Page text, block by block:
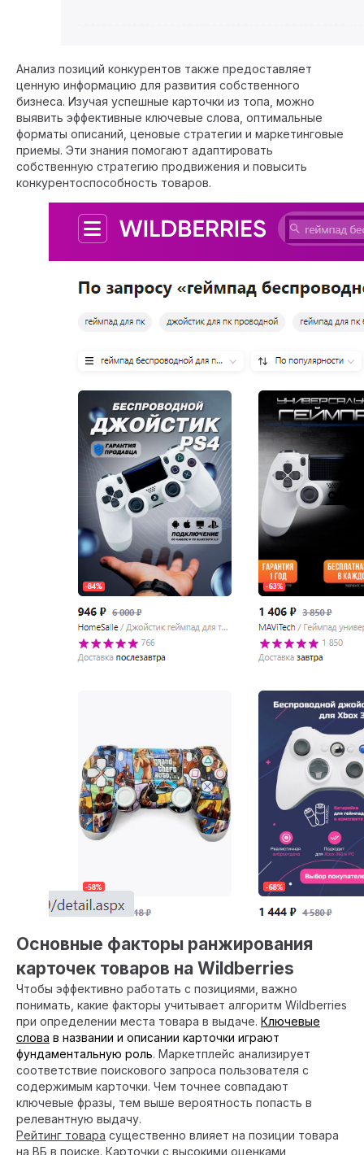
Анализ позиций конкурентов также предоставляет
ценную информацию для развития собственного
бизнеса. Изучая успешные карточки из топа, можно
выявить эффективные ключевые слова, оптимальные
форматы описаний, ценовые стратегии и маркетинговые
приемы. Эти знания помогают адаптировать
собственную стратегию продвижения и повысить
конкурентоспособность товаров.
Основные факторы ранжирования
карточек товаров на Wildberries
Чтобы эффективно работать с позициями, важно
понимать, какие факторы учитывает алгоритм Wildberries
при определении места товара в выдаче. Ключевые
слова в названии и описании карточки играют
фундаментальную роль. Маркетплейс анализирует
соответствие поискового запроса пользователя с
содержимым карточки. Чем точнее совпадают
ключевые фразы, тем выше вероятность попасть в
релевантную выдачу.
Рейтинг товара существенно влияет на позиции товара
на ВБ в поиске. Карточки с высокими оценками